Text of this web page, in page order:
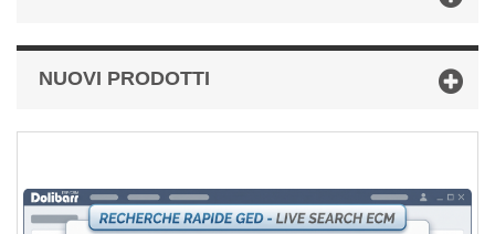
NUOVI PRODOTTI